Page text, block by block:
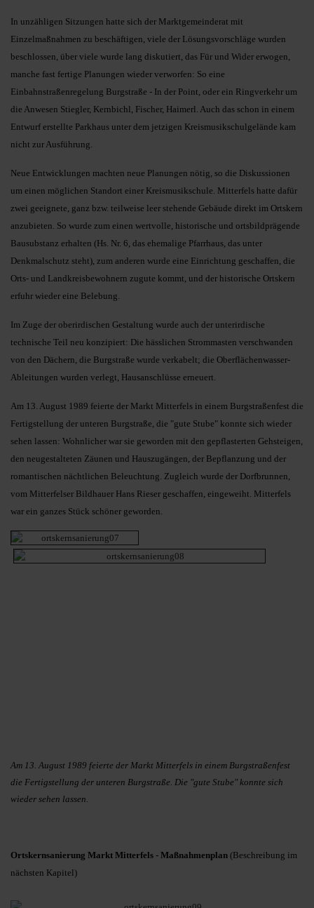
In unzähligen Sitzungen hatte sich der Marktgemeinderat mit
Einzelmaßnahmen zu beschäftigen, viele der Lösungsvorschläge wurden
beschlossen, über viele wurde lang diskutiert, das Für und Wider erwogen,
manche fast fertige Planungen wieder verworfen: So eine
Einbahnstraßenregelung Burgstraße - In der Point, oder ein Ringverkehr um
die Anwesen Stiegler, Kernbichl, Fischer, Haimerl. Auch das schon in einem
Entwurf erstellte Parkhaus unter dem jetzigen Kreismusikschulgelände kam
nicht zur Ausführung.
Neue Entwicklungen machten neue Planungen nötig, so die Diskussionen
um einen möglichen Standort einer Kreismusikschule. Mitterfels hatte dafür
zwei geeignete, ganz bzw. teilweise leer stehende Gebäude direkt im Ortskern
anzubieten. So wurde zum einen wertvolle, historische und ortsbildprägende
Bausubstanz erhalten (Hs. Nr. 6, das ehemalige Pfarrhaus, das unter
Denkmalschutz steht), zum anderen wurde eine Einrichtung geschaffen, die
Orts- und Landkreisbewohnern zugute kommt, und der historische Ortskern
erfuhr wieder eine Belebung.
Im Zuge der oberirdischen Gestaltung wurde auch der unterirdische
technische Teil neu konzipiert: Die hässlichen Strommasten verschwanden
von den Dächern, die Burgstraße wurde verkabelt; die Oberflächenwasser-
Ableitungen wurden verlegt, Hausanschlüsse erneuert.
Am 13. August 1989 feierte der Markt Mitterfels in einem Burgstraßenfest die
Fertigstellung der unteren Burgstraße, die "gute Stube" konnte sich wieder
sehen lassen: Wohnlicher war sie geworden mit den gepflasterten Gehsteigen,
den neugestalteten Zäunen und Hauszugängen, der Bepflanzung und der
romantischen nächtlichen Beleuchtung. Zugleich wurde der Dorfbrunnen,
vom Mitterfelser Bildhauer Hans Rieser geschaffen, eingeweiht. Mitterfels
war ein ganzes Stück schöner geworden.
Am 13. August 1989 feierte der Markt Mitterfels in einem Burgstraßenfest
die Fertigstellung der unteren Burgstraße. Die "gute Stube" konnte sich
wieder sehen lassen.
Ortskernsanierung Markt Mitterfels - Maßnahmenplan (Beschreibung im
nächsten Kapitel)